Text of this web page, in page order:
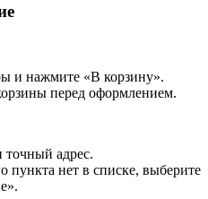
и нажмите «В корзину».
перед оформлением.
точный адрес.
пункта нет в списке, выберите